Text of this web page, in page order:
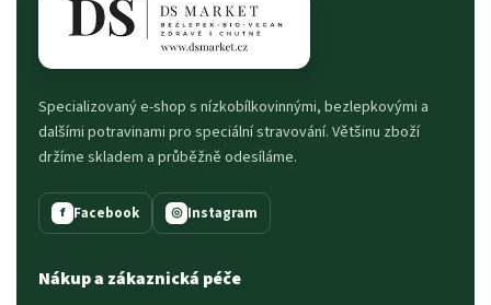
Specializovaný e-shop s nízkobílkovinnými, bezlepkovými a
dalšími potravinami pro speciální stravování. Většinu zboží
držíme skladem a průběžně odesíláme.
f Facebook ◎ Instagram
Nákup a zákaznická péče